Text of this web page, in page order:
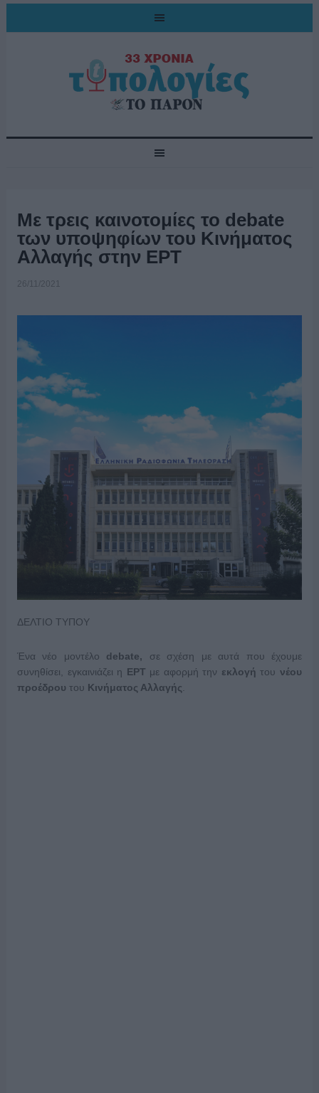
Με τρεις καινοτομίες το debate
των υποψηφίων του Κινήματος
Αλλαγής στην ΕΡΤ
26/11/2021
ΔΕΛΤΙΟ ΤΥΠΟΥ
Ένα νέο μοντέλο debate, σε σχέση με αυτά που έχουμε
συνηθίσει, εγκαινιάζει η ΕΡΤ με αφορμή την εκλογή τουνέου
προέδρου του Κινήματος Αλλαγής